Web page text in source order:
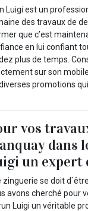
Luigi est un
des travaux de
que c’est
en lui confiant
plus de temps.
sur son
promotions
vos
dans
un expert
zinguerie se doit
avons cherché pour
Luigi un véritable